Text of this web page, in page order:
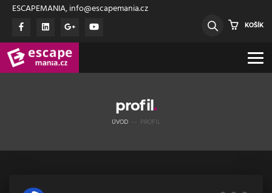
ESCAPEMANIA, info@escapemania.cz
KOŠÍK
profil
ÚVOD PROFIL